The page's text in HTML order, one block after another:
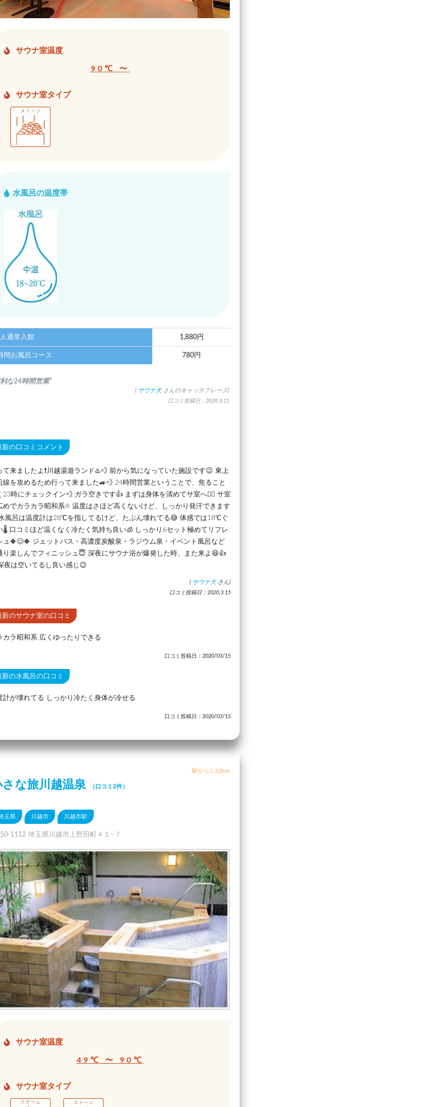
サウナ室温度
90℃ 〜
サウナ室タイプ
水風呂の温度帯
通常入館 1,880円
間お風呂コース 780円
な24時間営業”
( サウナ犬 さんのキャッチフレーズ)
口コミ投稿日：2020.3.15
新の口コミコメント
て来ましたよ❗川越湯遊ランド♨️💨 前から気になっていた施設です😉 東上
線を攻めるため行って来ました🚙💨 24時間営業ということで、焦ること
23時にチェックイン💨 ガラ空きです👍 まずは身体を清めてサ室へ🧖‍♂️ サ室
めでカラカラ昭和系☀️ 温度はさほど高くないけど、しっかり発汗できます
風呂は温度計は28℃を指してるけど、たぶん壊れてる😅 体感では18℃ぐ
🌡️ 口コミほど温くなく冷たく気持ち良い🧊 しっかり6セット極めてリフレ
ュ🍀😌🍀 ジェットバス・高濃度炭酸泉・ラジウム泉・イベント風呂など
り楽しんでフィニッシュ😇 深夜にサウナ浴が爆発した時、また来よ😆👍
夜は空いてるし良い感じ😉
( サウナ犬 さん)
口コミ投稿日：2020.3.15
新のサウナ室の口コミ
カラ昭和系 広くゆったりできる
口コミ投稿日：2020/03/15
新の水風呂の口コミ
計が壊れてる しっかり冷たく身体が冷せる
口コミ投稿日：2020/03/15
駅から1.32km
さな旅川越温泉 （口コミ2件）
玉県 川越市 川越市駅
1112 埼玉県川越市上野田町４１−７
サウナ室温度
49℃ 〜 90℃
サウナ室タイプ